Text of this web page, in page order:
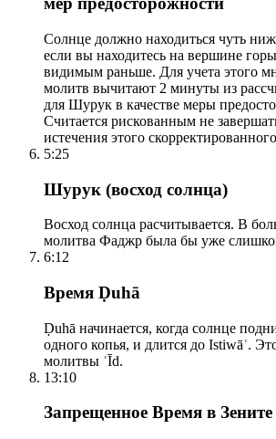
Солнце должно находиться чуть
если вы находитесь на вершине
видимым раньше. Для учета этого
молитв вычитают 2 минуты из
для Шурук в качестве меры
Считается рискованным не
истечения этого
5:25
Шурук (восход солнца)
Восход солнца расчитывается. В
молитва Фаджр была бы уже
6:12
Время Ḍuhā
Ḍuhā начинается, когда солнце
одного копья, и длится до Istiwāʾ.
молитвы ʿĪd.
13:10
Запрещенное Время в